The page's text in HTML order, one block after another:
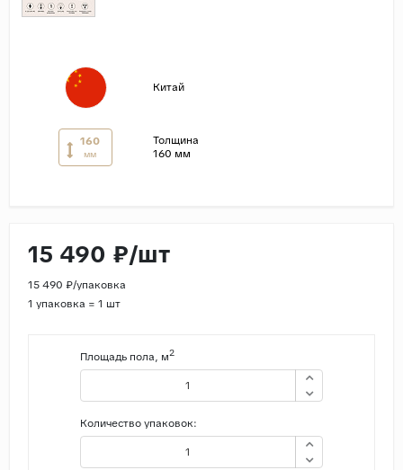
Китай
160
мм
Толщина
160 мм
15 490 ₽/шт
15 490 ₽/упаковка
1 упаковка = 1 шт
Площадь пола, м2
Количество упаковок: